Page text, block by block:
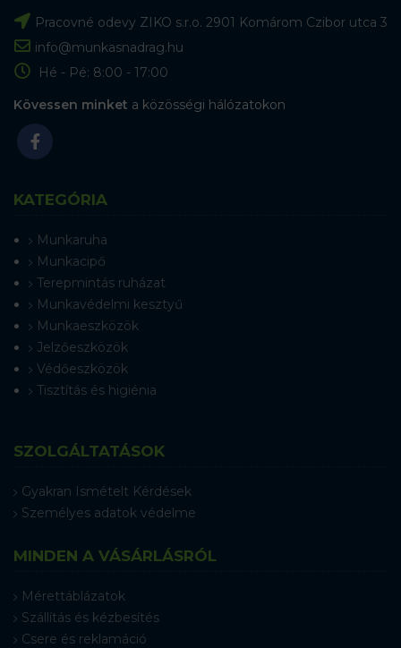
Pracovné odevy ZIKO s.r.o. 2901 Komárom Czibor utca 3
info@munkasnadrag.hu
Hé - Pé: 8:00 - 17:00
Kövessen minket a közösségi hálózatokon
KATEGÓRIA
Munkaruha
Munkacipő
Terepmintás ruházat
Munkavédelmi kesztyű
Munkaeszközök
Jelzőeszközök
Védőeszközök
Tisztítás és higiénia
SZOLGÁLTATÁSOK
Gyakran Ismételt Kérdések
Személyes adatok védelme
MINDEN A VÁSÁRLÁSRÓL
Mérettáblázatok
Szállítás és kézbesítés
Csere és reklamáció